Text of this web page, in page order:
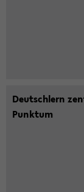
Deutschlern­
Punktum